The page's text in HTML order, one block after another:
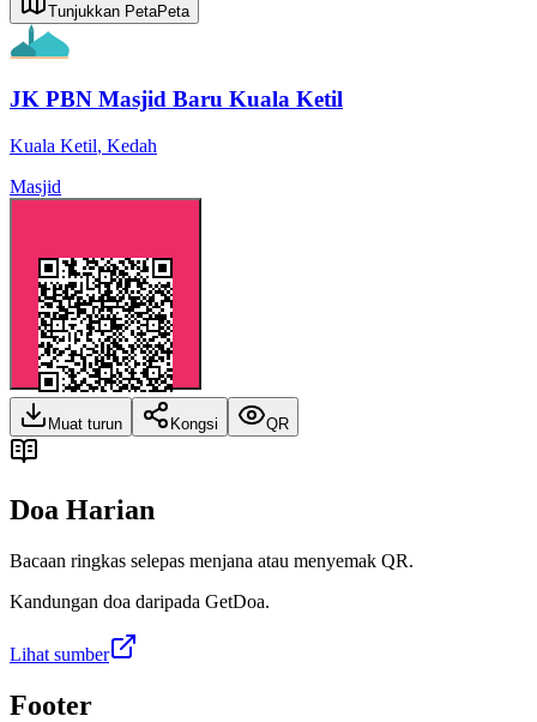
Tunjukkan PetaPeta
JK PBN Masjid Baru Kuala Ketil
Kuala Ketil, Kedah
Masjid
Muat turun Kongsi QR
Doa Harian
Bacaan ringkas selepas menjana atau menyemak QR.
Kandungan doa daripada GetDoa.
Lihat sumber
Footer